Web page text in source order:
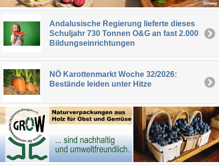
Andalusische Regierung lieferte dieses
Schuljahr 730 Tonnen O&G an fast 2.000
Bildungseinrichtungen
NÖ Karottenmarkt Woche 32/2026:
Bestände leiden unter Hitze